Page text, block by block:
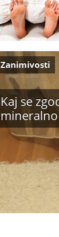
Kaj se
Zanimivosti